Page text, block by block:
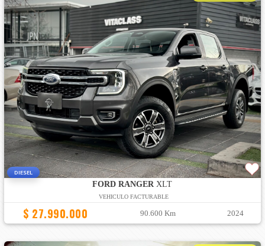
DIESEL
FORD RANGER XLT
VEHICULO FACTURABLE
$ 27.990.000 90.600 Km 2024